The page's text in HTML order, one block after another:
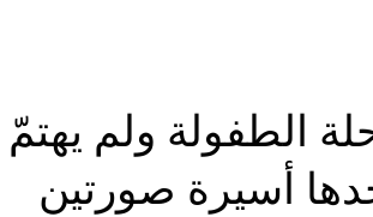
الطفولة ولم يهتمّ
أسيرة صورتين